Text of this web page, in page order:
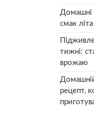
Домашні
смак
тижні:
врожаю
рецепт,